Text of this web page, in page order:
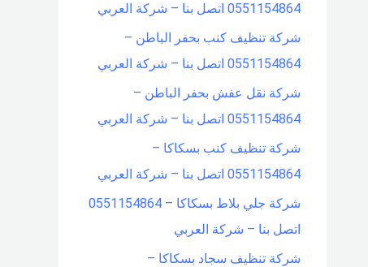
0551154864 اتصل بنا – شركة العربي
شركة تنظيف كنب بحفر الباطن –
0551154864 اتصل بنا – شركة العربي
شركة نقل عفش بحفر الباطن –
0551154864 اتصل بنا – شركة العربي
شركة تنظيف كنب بسكاكا –
0551154864 اتصل بنا – شركة العربي
شركة جلي بلاط بسكاكا – 0551154864
اتصل بنا – شركة العربي
شركة تنظيف سجاد بسكاكا –